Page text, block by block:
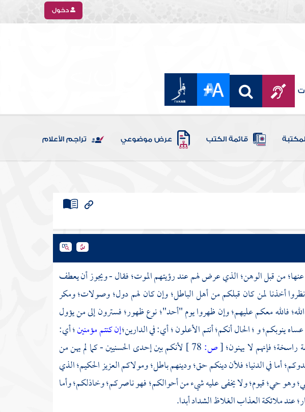
دخول
قائمة الكتب عرض موضوعي تراجم الأعلام
عنها؛ من قبل الوهن؛ الذي عرض لهم عند رؤيتهم الموت؛ فقال - ويجوز أن يعطف
أخذنا لمن كان قبلكم من أهل الباطل؛ وإن كان لهم دول؛ وصولات؛ ومكر
فالله معكم عليهم؛ وإن ظهروا يوم"أحد"؛نوع ظهور؛ فسترون إلى من يؤول
ينوبكم؛ و ؛ الحال أنكم؛ أنتم الأعلون ؛ أي: في الدارين؛إن كنتم مؤمنين؛ أي:
فإنهم لا يهنون؛[ص:
لأنكم بين إحدى الحسنيين - كما لم يهن من
أما في الدنيا؛ فلأن دينكم حق؛ ودينهم باطل؛ ومولاكم العزيز الحكيم؛ الذي
وهو حي؛ قيوم؛ ولا يخفى عليه شيء من أحوالكم؛ فهو ناصركم؛ وخاذلكم؛ وأما
عند ملائكة العذاب الغلاظ الشداد أبدا.